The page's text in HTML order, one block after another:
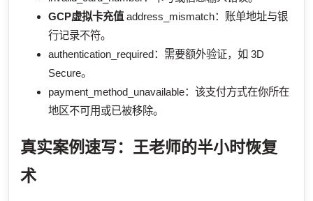
GCP虚拟卡充值 address_mismatch：账单地址与银
行记录不符。
authentication_required：需要额外验证，如 3D
Secure。
payment_method_unavailable：该支付方式在你所在
地区不可用或已被移除。
真实案例速写：王老师的半小时恢复
术